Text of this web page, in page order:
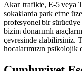
Akan trafikte, E-5 veya
sokaklarda park etme
profesyonel bir sürücüye
bizim donanımlı
çevresinde alabilirsiniz.
hocalarımızın psikolojik